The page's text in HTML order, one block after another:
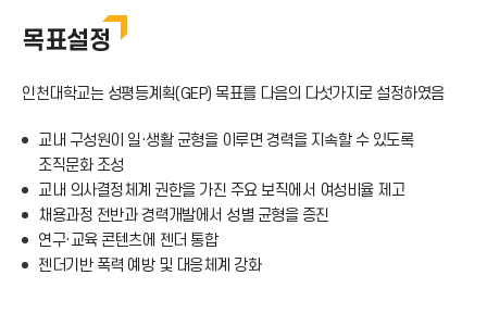
목표설정
인천대학교는 성평등계획(GEP) 목표를 다음의 다섯가지로 설정하였음
교내 구성원이 일·생활 균형을 이루면 경력을 지속할 수 있도록
조직문화 조성
교내 의사결정체계 권한을 가진 주요 보직에서 여성비율 제고
채용과정 전반과 경력개발에서 성별 균형을 증진
연구·교육 콘텐츠에 젠더 통합
젠더기반 폭력 예방 및 대응체계 강화